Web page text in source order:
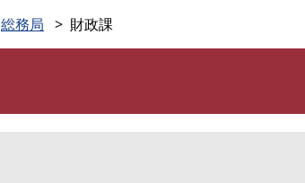
総務局 財政課